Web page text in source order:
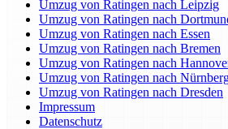
Umzug von Ratingen nach Leipzig
Umzug von Ratingen nach
Umzug von Ratingen nach Essen
Umzug von Ratingen nach Bremen
Umzug von Ratingen nach
Umzug von Ratingen nach
Umzug von Ratingen nach Dresden
Impressum
Datenschutz